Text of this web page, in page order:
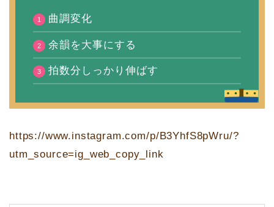
曲調変化
余韻を大事にする
拍数分しっかり伸ばす
https://www.instagram.com/p/B3YhfS8pWru/?
utm_source=ig_web_copy_link